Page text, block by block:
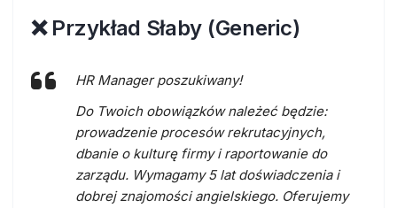
❌ Przykład Słaby (Generic)
HR Manager poszukiwany!
Do Twoich obowiązków należeć będzie:
prowadzenie procesów rekrutacyjnych,
dbanie o kulturę firmy i raportowanie do
zarządu. Wymagamy 5 lat doświadczenia i
dobrej znajomości angielskiego. Oferujemy